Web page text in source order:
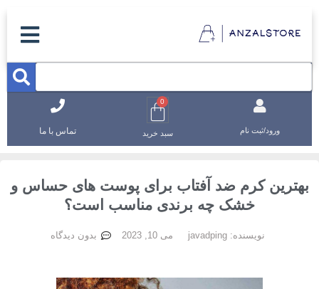
ورود/ثبت نام سبد خرید تماس با ما
کرم ضد آفتاب برای پوست های حساس و
خشک چه برندی مناسب است؟
نویسنده:javadping می 10, 2023 بدون دیدگاه